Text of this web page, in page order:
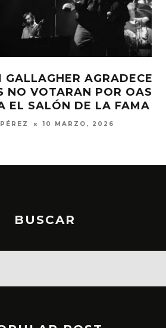
AGRADECE QUE
POR OASIS
DE LA FAMA
10 MARZO, 2026
BUSCAR